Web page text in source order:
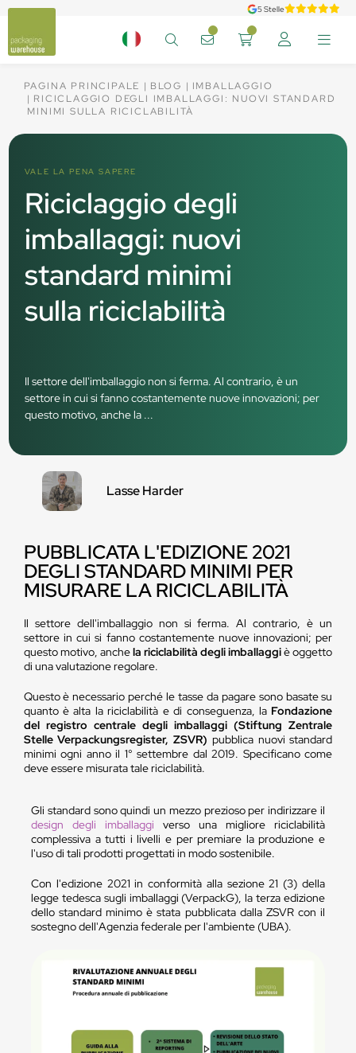
5 Stelle
PAGINA PRINCIPALE BLOG
IMBALLAGGIO
RICICLAGGIO DEGLI IMBALLAGGI: NUOVI STANDARD
MINIMI SULLA RICICLABILITÀ
VALE LA PENA SAPERE
Riciclaggio degli
imballaggi: nuovi
standard minimi
sulla riciclabilità
Il settore dell'imballaggio non si ferma. Al contrario, è un
settore in cui si fanno costantemente nuove innovazioni; per
questo motivo, anche la ...
PUBBLICATA L'EDIZIONE 2021
DEGLI STANDARD MINIMI PER
MISURARE LA RICICLABILITÀ
Il settore dell'imballaggio non si ferma. Al contrario, è un
settore in cui si fanno costantemente nuove innovazioni; per
questo motivo, anchela riciclabilità degli imballaggiè oggetto
di una valutazione regolare.
Questo è necessario perché le tasse da pagare sono basate su
quanto è alta la riciclabilità e di conseguenza, la Fondazione
del registro centrale degli imballaggi (Stiftung Zentrale
Stelle Verpackungsregister, ZSVR) pubblica nuovi standard
minimi ogni anno il 1° settembre dal 2019. Specificano come
deve essere misurata tale riciclabilità.
Gli standard sono quindi un mezzo prezioso per indirizzare il
design degli imballaggi verso una migliore riciclabilità
complessiva a tutti i livelli e per premiare la produzione e
l'uso di tali prodotti progettati in modo sostenibile.
Con l'edizione 2021 in conformità alla sezione 21 (3) della
legge tedesca sugli imballaggi (VerpackG), la terza edizione
dello standard minimo è stata pubblicata dalla ZSVR con il
sostegno dell'Agenzia federale per l'ambiente (UBA).
Lasse Harder